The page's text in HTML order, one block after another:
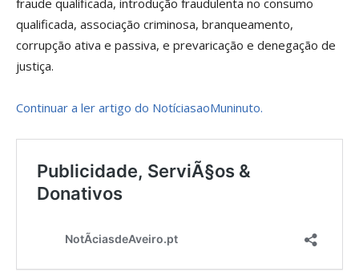
fraude qualificada, introdução fraudulenta no consumo
qualificada, associação criminosa, branqueamento,
corrupção ativa e passiva, e prevaricação e denegação de
justiça.
Continuar a ler artigo do NotíciasaoMuninuto.